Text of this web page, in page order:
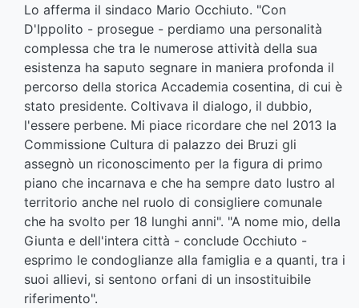
Lo afferma il sindaco Mario Occhiuto. "Con
D'Ippolito - prosegue - perdiamo una personalità
complessa che tra le numerose attività della sua
esistenza ha saputo segnare in maniera profonda il
percorso della storica Accademia cosentina, di cui è
stato presidente. Coltivava il dialogo, il dubbio,
l'essere perbene. Mi piace ricordare che nel 2013 la
Commissione Cultura di palazzo dei Bruzi gli
assegnò un riconoscimento per la figura di primo
piano che incarnava e che ha sempre dato lustro al
territorio anche nel ruolo di consigliere comunale
che ha svolto per 18 lunghi anni". "A nome mio, della
Giunta e dell'intera città - conclude Occhiuto -
esprimo le condoglianze alla famiglia e a quanti, tra i
suoi allievi, si sentono orfani di un insostituibile
riferimento".